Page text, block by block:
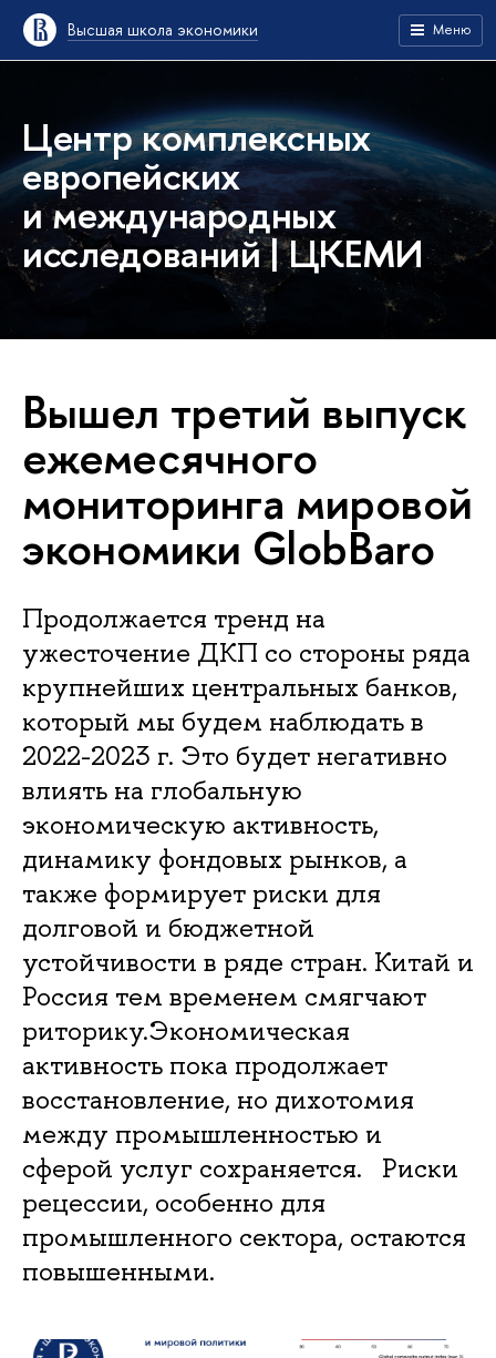
Высшая школа экономики Меню
Центр комплексных
европейских
и международных
исследований | ЦКЕМИ
Вышел третий выпуск
ежемесячного
мониторинга мировой
экономики GlobBaro
Продолжается тренд на
ужесточение ДКП со стороны ряда
крупнейших центральных банков,
который мы будем наблюдать в
2022-2023 г. Это будет негативно
влиять на глобальную
экономическую активность,
динамику фондовых рынков, а
также формирует риски для
долговой и бюджетной
устойчивости в ряде стран. Китай и
Россия тем временем смягчают
риторику.Экономическая
активность пока продолжает
восстановление, но дихотомия
между промышленностью и
сферой услуг сохраняется. Риски
рецессии, особенно для
промышленного сектора, остаются
повышенными.